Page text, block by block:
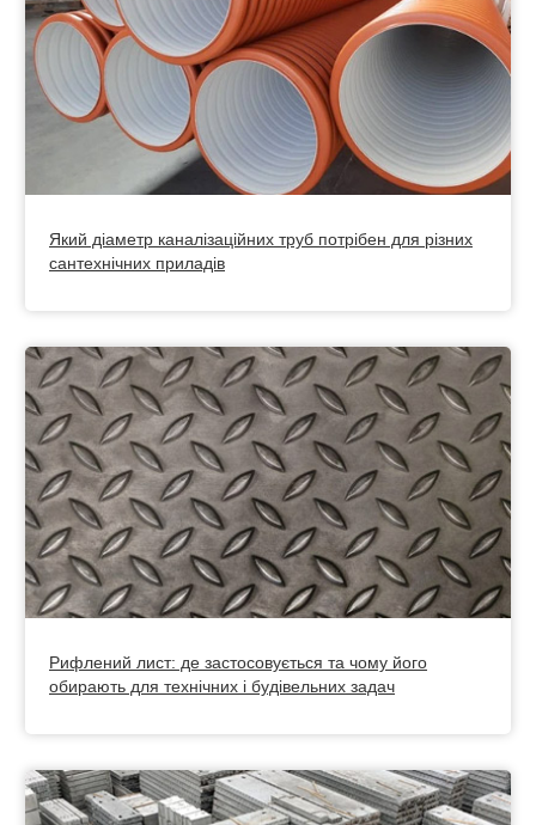
Який діаметр каналізаційних труб потрібен для різних
сантехнічних приладів
Рифлений лист: де застосовується та чому його
обирають для технічних і будівельних задач